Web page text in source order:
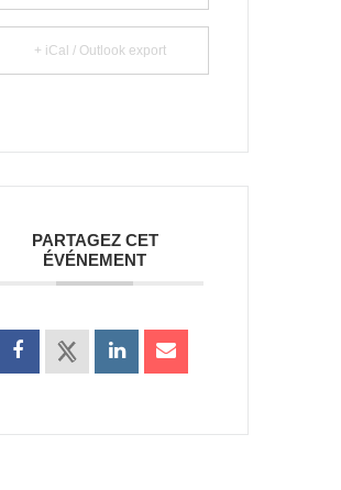
+ iCal / Outlook export
PARTAGEZ CET
ÉVÉNEMENT